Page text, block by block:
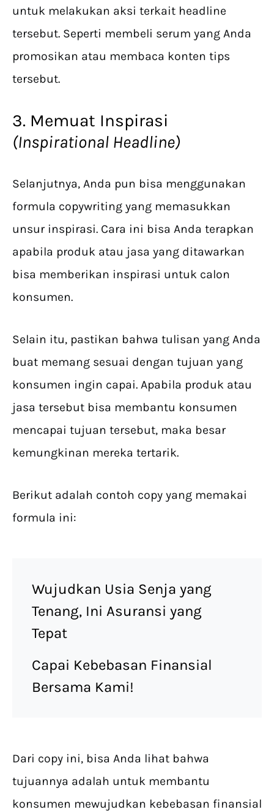
untuk melakukan aksi terkait headline
tersebut. Seperti membeli serum yang Anda
promosikan atau membaca konten tips
tersebut.
3. Memuat Inspirasi
(Inspirational Headline)
Selanjutnya, Anda pun bisa menggunakan
formula copywriting yang memasukkan
unsur inspirasi. Cara ini bisa Anda terapkan
apabila produk atau jasa yang ditawarkan
bisa memberikan inspirasi untuk calon
konsumen.
Selain itu, pastikan bahwa tulisan yang Anda
buat memang sesuai dengan tujuan yang
konsumen ingin capai. Apabila produk atau
jasa tersebut bisa membantu konsumen
mencapai tujuan tersebut, maka besar
kemungkinan mereka tertarik.
Berikut adalah contoh copy yang memakai
formula ini:
Wujudkan Usia Senja yang
Tenang, Ini Asuransi yang
Tepat
Capai Kebebasan Finansial
Bersama Kami!
Dari copy ini, bisa Anda lihat bahwa
tujuannya adalah untuk membantu
konsumen mewujudkan kebebasan finansial